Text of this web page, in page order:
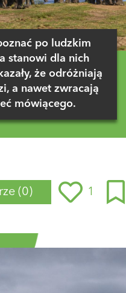
po ludzkim
stanowi dla nich
że odróżniają
a nawet zwracają
mówiącego.
(0) 1